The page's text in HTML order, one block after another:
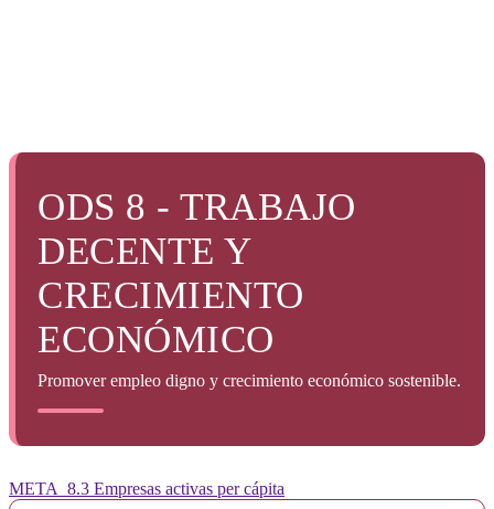
ODS 8 - TRABAJO
DECENTE Y
CRECIMIENTO
ECONÓMICO
Promover empleo digno y crecimiento económico sostenible.
META_8.3 Empresas activas per cápita